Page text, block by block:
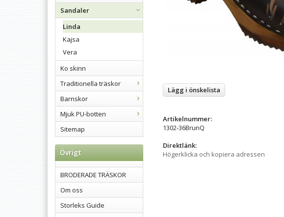
Sandaler
Linda
Kajsa
Vera
Ko skinn
Traditionella träskor
Barnskor
Mjuk PU-botten
Sitemap
Övrigt
BRODERADE TRÄSKOR
Om oss
Storleks Guide
Lägg i önskelista
Artikelnummer:
1302-36BrunQ
Direktlänk:
Högerklicka och kopiera adressen